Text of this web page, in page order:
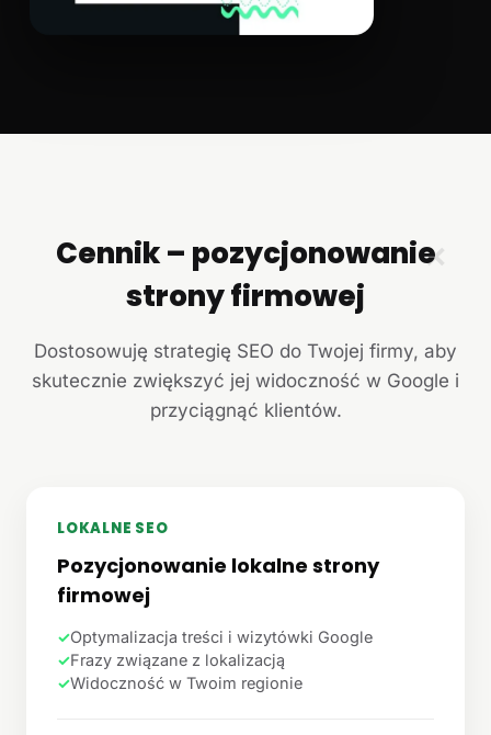
✕
Cennik – pozycjonowanie
strony firmowej
Dostosowuję strategię SEO do Twojej firmy, aby
skutecznie zwiększyć jej widoczność w Google i
przyciągnąć klientów.
LOKALNE SEO
Pozycjonowanie lokalne strony
firmowej
✓Optymalizacja treści i wizytówki Google
✓Frazy związane z lokalizacją
✓Widoczność w Twoim regionie